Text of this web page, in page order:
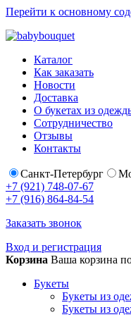
Перейти к основному
Каталог
Как заказать
Новости
Доставка
О букетах из
Сотрудничество
Отзывы
Контакты
Санкт-Петербург
+7 (921) 748-07-67
+7 (916) 864-84-54
Заказать звонок
Вход и регистрация
Корзина Ваша корзина
Букеты
Букеты из
Букеты из